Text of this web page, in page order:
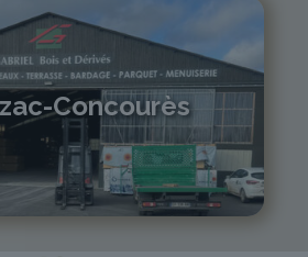
Concourès
05 81 55 83 89
sa.fr